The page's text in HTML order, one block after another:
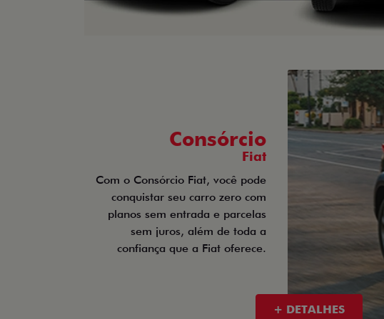
Consórcio
Com o Consórcio Fiat, você pode
conquistar seu carro zero com
planos sem entrada e parcelas
sem juros, além de toda a
confiança que a Fiat oferece.